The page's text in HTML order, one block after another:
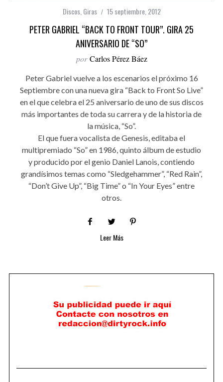
Discos, Giras 15 septiembre, 2012
PETER GABRIEL “BACK TO FRONT TOUR”. GIRA 25
ANIVERSARIO DE “SO”
por Carlos Pérez Báez
Peter Gabriel vuelve a los escenarios el próximo 16
Septiembre con una nueva gira “Back to Front So Live”
en el que celebra el 25 aniversario de uno de sus discos
más importantes de toda su carrera y de la historia de
la música, “So”.
El que fuera vocalista de Genesis, editaba el
multipremiado “So” en 1986, quinto álbum de estudio
y producido por el genio Daniel Lanois, contiendo
grandísimos temas como “Sledgehammer”, “Red Rain”,
“Don’t Give Up”, “Big Time” o “In Your Eyes” entre
otros.
Leer Más